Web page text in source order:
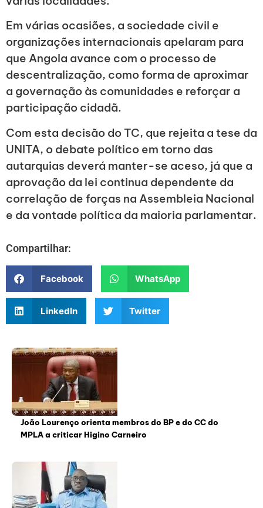
Em várias ocasiões, a sociedade civil e
organizações internacionais apelaram para
que Angola avance com o processo de
descentralização, como forma de aproximar
a governação às comunidades e reforçar a
participação cidadã.
Com esta decisão do TC, que rejeita a tese da
UNITA, o debate político em torno das
autarquias deverá manter-se aceso, já que a
aprovação da lei continua dependente da
correlação de forças na Assembleia Nacional
e da vontade política da maioria parlamentar.
Compartilhar:
Facebook WhatsApp
LinkedIn Twitter
João Lourenço orienta membros do BP e do CC do
MPLA a criticar Higino Carneiro